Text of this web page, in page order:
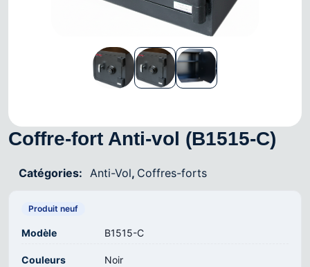
Coffre-fort Anti-vol (B1515-C)
Catégories: Anti-Vol, Coffres-forts
Produit neuf
Modèle B1515-C
Couleurs Noir